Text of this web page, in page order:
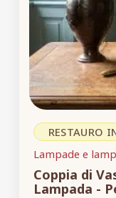
RESTAURO
Lampade e
Coppia di
Lampada -